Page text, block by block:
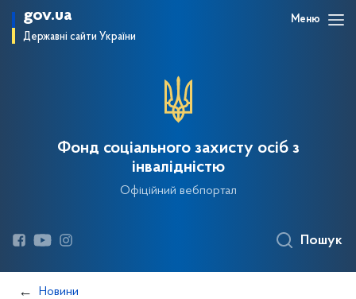
gov.ua
Державні сайти України
Меню
Фонд соціального захисту осіб з
інвалідністю
Офіційний вебпортал
Пошук
Новини